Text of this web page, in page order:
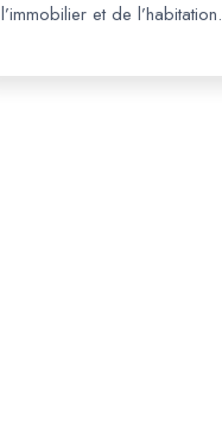
l’immobilier et de l’habitation.